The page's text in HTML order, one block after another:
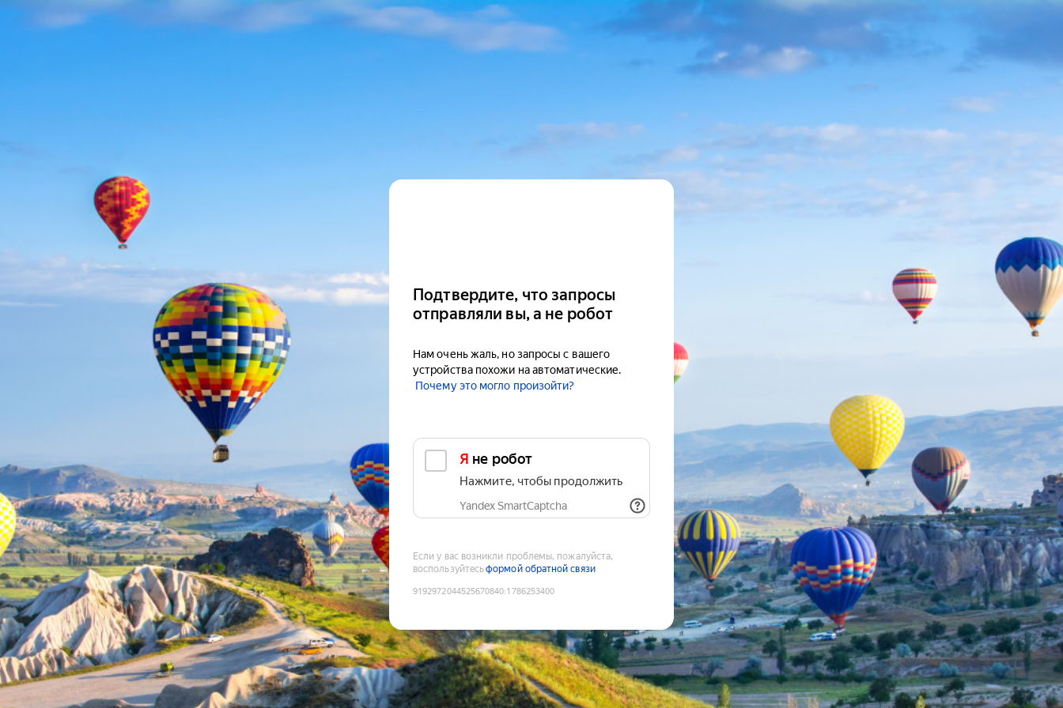
Подтвердите, что запросы
отправляли вы, а не робот
Нам очень жаль, но запросы с вашего
устройства похожи на автоматические.
Почему это могло произойти?
Я не робот
Нажмите, чтобы продолжить
Yandex SmartCaptcha
Если у вас возникли проблемы, пожалуйста,
воспользуйтесьформой обратной связи
9192972044525670840:1786253400